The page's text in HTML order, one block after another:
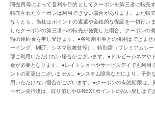
間売買等によって営利を目的としてクーポンを第三者に転売
転売されたクーポンは利用できない場合があります。また転
なくとも、当社はポイントの返還や金銭的な保証を一切行い
したクーポンの第三者への転売が発覚した場合、クーポンの
額の違約金を申し受けます。●各種割引券との併用はできま
ーイング、MET、シネマ歌舞伎等）、特別席（プレミアムシ
部ご利用いただけない場合がございます。●ドルビーシネマや
金が必要となります。●レイトショーやサービスデイでも利用
ントの変更はございません。●システム障害などにより、予告
用いただけない場合がございます。●クーポンの有効期限は、
ーポン発行後は、取り消しやU-NEXTポイントの払い戻しはでき